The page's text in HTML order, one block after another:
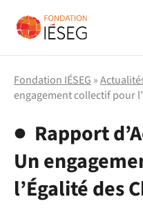
Fondation IÉSEG »
engagement collectif pour
Rapport
Un
l’Égalité des